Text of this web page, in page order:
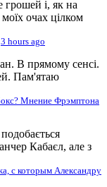
грошей і, як на
очах цілком
3 hours ago
В прямому сенсі.
Пам'ятаю
Мнение Фрэмптона
Кабаєл, але з
с которым Александру